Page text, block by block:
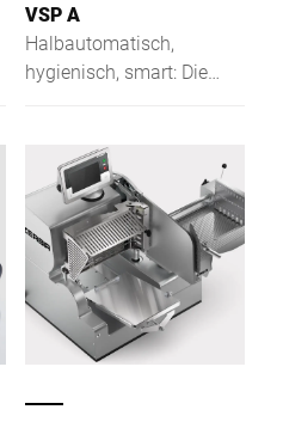
VSP A
Halbautomatisch,
hygienisch, smart: Die
und um die Frischetheke.